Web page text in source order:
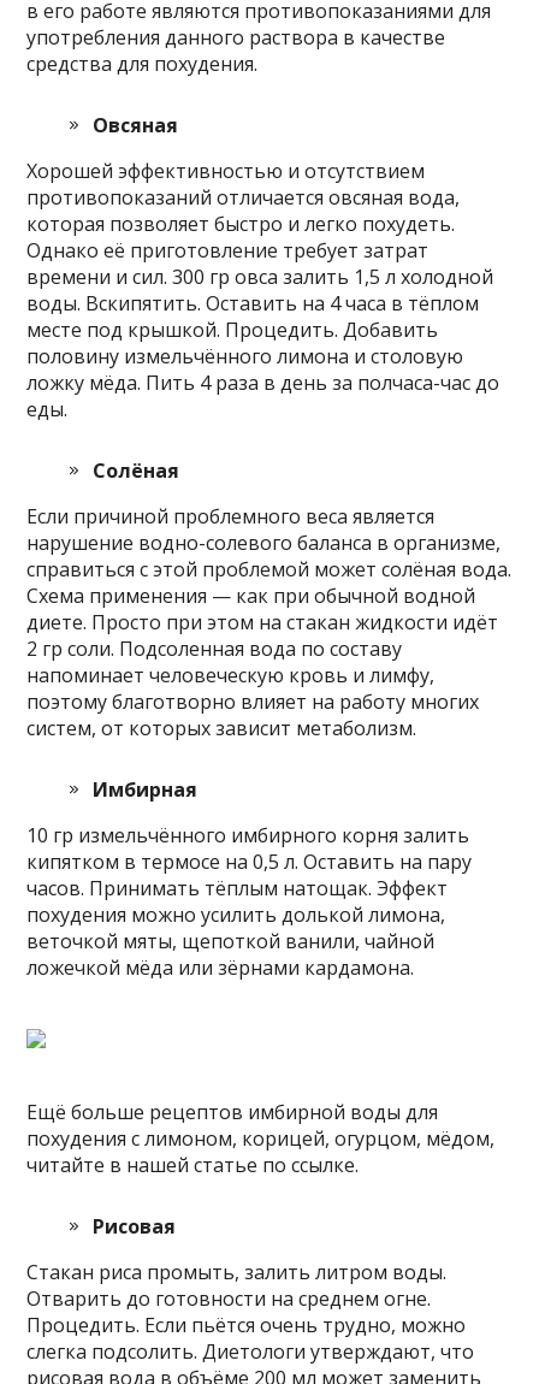
в его работе являются противопоказаниями для
употребления данного раствора в качестве
средства для похудения.
Овсяная
Хорошей эффективностью и отсутствием
противопоказаний отличается овсяная вода,
которая позволяет быстро и легко похудеть.
Однако её приготовление требует затрат
времени и сил. 300 гр овса залить 1,5 л холодной
воды. Вскипятить. Оставить на 4 часа в тёплом
месте под крышкой. Процедить. Добавить
половину измельчённого лимона и столовую
ложку мёда. Пить 4 раза в день за полчаса-час до
еды.
Солёная
Если причиной проблемного веса является
нарушение водно-солевого баланса в организме,
справиться с этой проблемой может солёная вода.
Схема применения — как при обычной водной
диете. Просто при этом на стакан жидкости идёт
2 гр соли. Подсоленная вода по составу
напоминает человеческую кровь и лимфу,
поэтому благотворно влияет на работу многих
систем, от которых зависит метаболизм.
Имбирная
10 гр измельчённого имбирного корня залить
кипятком в термосе на 0,5 л. Оставить на пару
часов. Принимать тёплым натощак. Эффект
похудения можно усилить долькой лимона,
веточкой мяты, щепоткой ванили, чайной
ложечкой мёда или зёрнами кардамона.
Ещё больше рецептов имбирной воды для
похудения с лимоном, корицей, огурцом, мёдом,
читайте в нашей статье по ссылке.
Рисовая
Стакан риса промыть, залить литром воды.
Отварить до готовности на среднем огне.
Процедить. Если пьётся очень трудно, можно
слегка подсолить. Диетологи утверждают, что
рисовая вода в объёме 200 мл может заменить